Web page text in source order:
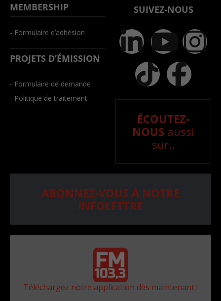
MEMBERSHIP
- Formulaire d’adhésion
PROJETS D’ÉMISSION
- Formulaire de demande
- Politique de traitement
SUIVEZ-NOUS
ÉCOUTEZ-
NOUS aussi
sur..
ABONNEZ-VOUS À NOTRE
INFOLETTRE
Téléchargez notre application dès maintenant !